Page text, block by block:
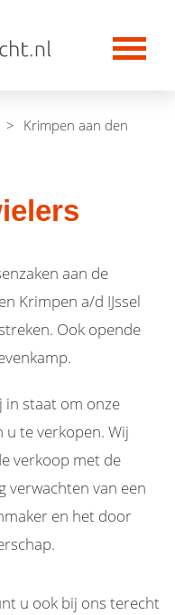
> Krimpen aan den
aan de
Krimpen a/d IJssel
Ook opende
in staat om onze
te verkopen. Wij
verkoop met de
verwachten van een
en het door
u ook bij ons terecht